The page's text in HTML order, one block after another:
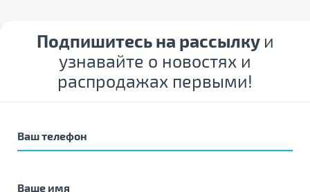
Подпишитесь на рассылку и
узнавайте о новостях и
распродажах первыми!